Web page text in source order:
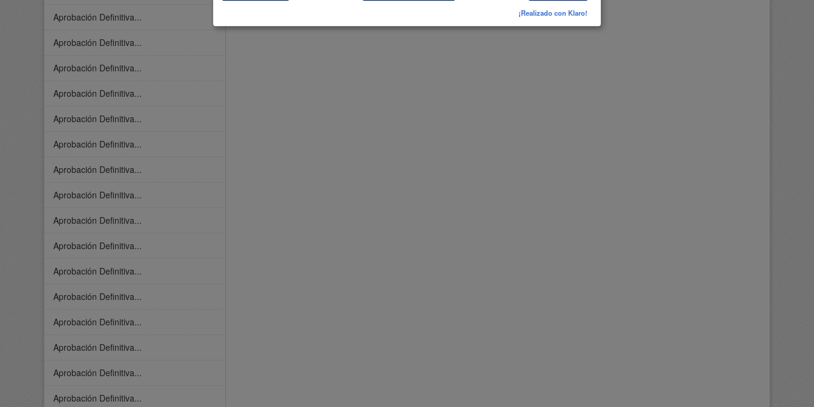
Aprobación Definitiva...
Aprobación Definitiva...
Aprobación Definitiva...
Aprobación Definitiva...
Aprobación Definitiva...
Aprobación Definitiva...
Aprobación Definitiva...
Aprobación Definitiva...
Aprobación Definitiva...
Aprobación Definitiva...
Aprobación Definitiva...
Aprobación Definitiva...
Aprobación Definitiva...
Aprobación Definitiva...
Aprobación Definitiva...
Aprobación Definitiva...
¡Realizado con Klaro!